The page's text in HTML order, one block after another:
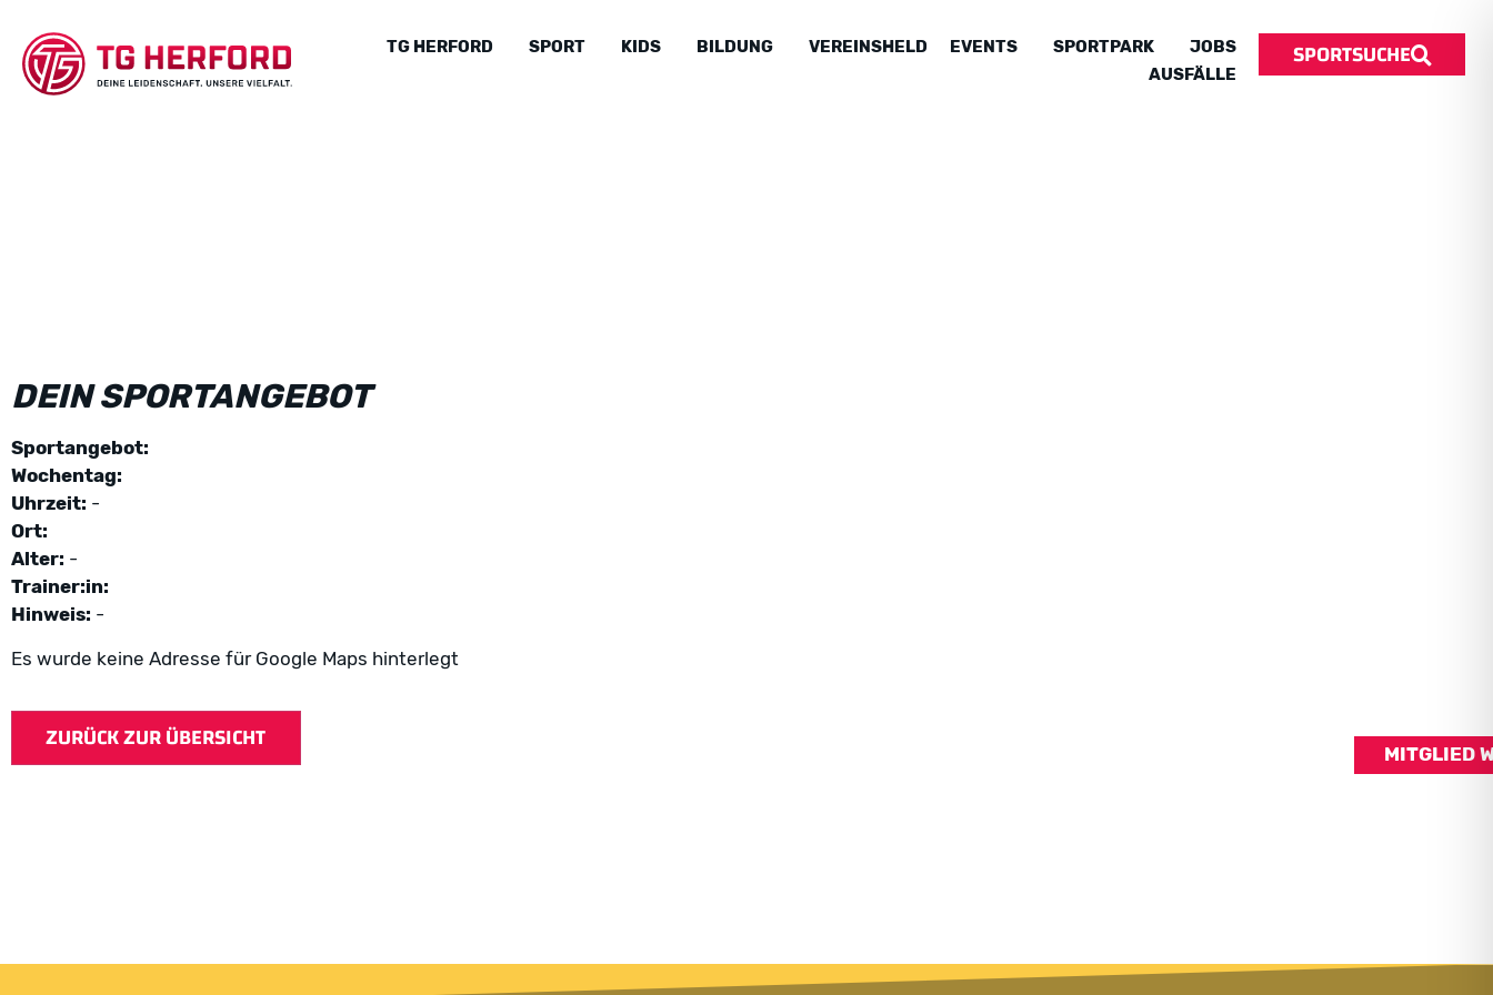
TG HERFORD SPORT KIDS BILDUNG VEREINSHELD EVENTS SPORTPARK
JOBS
AUSFÄLLE
SPORTSUCHE
DEIN SPORTANGEBOT
Sportangebot:
Wochentag:
Uhrzeit: -
Ort:
Alter: -
Trainer:in:
Hinweis: -
Es wurde keine Adresse für Google Maps hinterlegt
MITGLIED